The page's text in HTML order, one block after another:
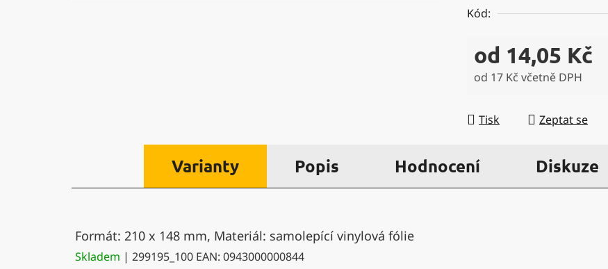
Kód:
od 14,05 Kč
od 17 Kč včetně DPH
Tisk
Zeptat se
Varianty Popis Hodnocení Diskuze
Formát: 210 x 148 mm, Materiál: samolepící vinylová fólie
Skladem | 299195_100 EAN: 0943000000844